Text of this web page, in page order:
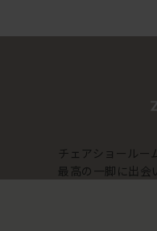
チェアショール
最高の一脚に出